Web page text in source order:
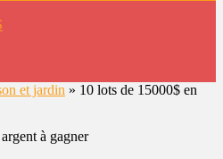
et jardin » 10 lots de 15000$ en